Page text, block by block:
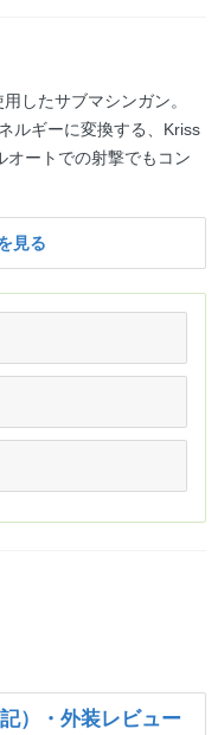
したサブマシンガン。
ルギーに変換する、Kriss
オートでの射撃でもコン
見る
）・外装レビュー